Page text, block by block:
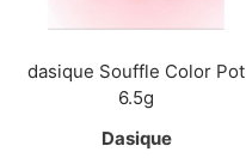
dasique Souffle Color Pot
6.5g
Dasique